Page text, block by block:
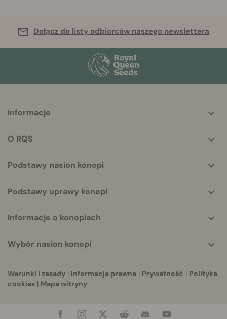
Dołącz do listy odbiorców naszego newslettera
helpful
Informacje
O RQS
Podstawy nasion konopi
Podstawy uprawy konopi
Informacje o konopiach
Wybór nasion konopi
Warunki i zasady | Informacja prawna | Prywatność | Polityka
cookies | Mapa witryny